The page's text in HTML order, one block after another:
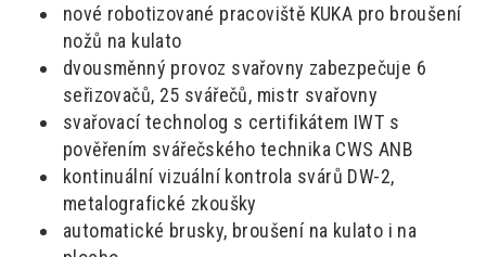
nové robotizované pracoviště KUKA pro broušení
nožů na kulato
dvousměnný provoz svařovny zabezpečuje 6
seřizovačů, 25 svářečů, mistr svařovny
svařovací technolog s certifikátem IWT s
pověřením svářečského technika CWS ANB
kontinuální vizuální kontrola svárů DW-2,
metalografické zkoušky
automatické brusky, broušení na kulato i na